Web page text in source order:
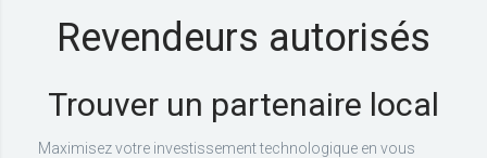
Revendeurs autorisés
Trouver un partenaire local
Maximisez votre investissement technologique en vous